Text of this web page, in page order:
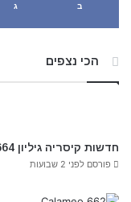
ב ג
הכי נצפים
חדשות קיסריה גיליון 664
פורסם לפני 2 שבועות